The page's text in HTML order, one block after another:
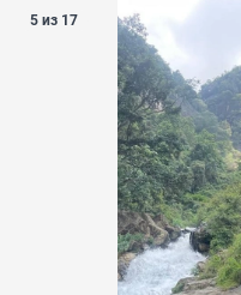
5 из 17